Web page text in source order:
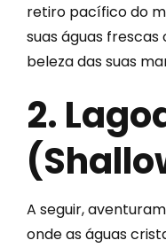
retiro pacífico do
suas águas
beleza das suas
2.
A seguir,
onde as águas